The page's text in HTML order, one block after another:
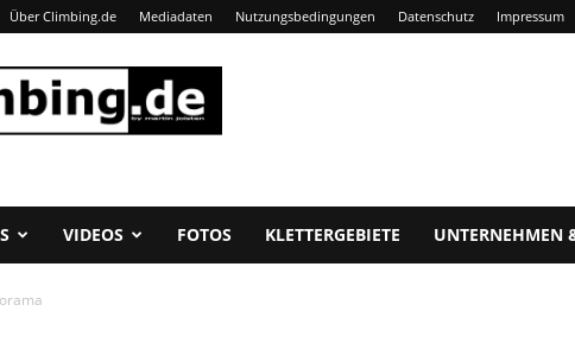
Über Climbing.de Mediadaten Nutzungsbedingungen Datenschutz Impressum
VIDEOS FOTOS KLETTERGEBIETE UNTERNEHMEN